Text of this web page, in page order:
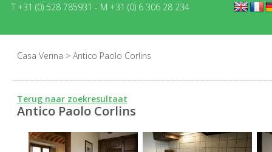
T +31 (0) 528 785931 - M +31 (0) 6 306 28 234
Casa Verina > Antico Paolo Corlins
Terug naar zoekresultaat
Antico Paolo Corlins